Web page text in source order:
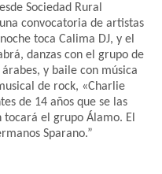
Sociedad Rural
convocatoria de artistas
toca Calima DJ, y el
danzas con el grupo de
y baile con música
de rock, «Charlie
de 14 años que se las
el grupo Álamo. El
Sparano.”